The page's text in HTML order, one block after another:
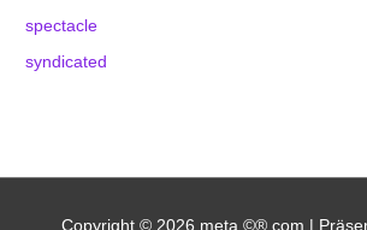
spectacle
syndicated
Copyright © 2026 meta.©®.com |